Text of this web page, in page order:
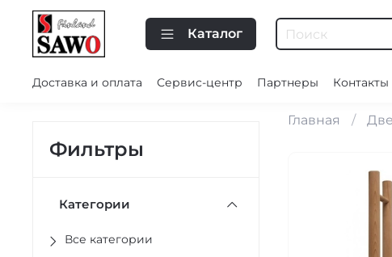
Каталог
Доставка и оплата Сервис-центр Партнеры Контакты
Главная
Фильтры
Категории
Все категории